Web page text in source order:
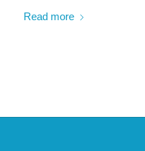
Read more